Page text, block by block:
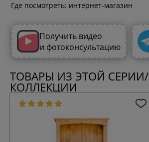
Где посмотреть: интернет-магазин
Получить видео
и фотоконсультацию
ТОВАРЫ ИЗ ЭТОЙ СЕРИИ/
КОЛЛЕКЦИИ